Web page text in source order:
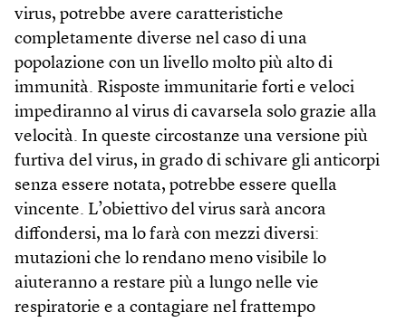
virus, potrebbe avere caratteristiche
completamente diverse nel caso di una
popolazione con un livello molto più alto di
immunità. Risposte immunitarie forti e veloci
impediranno al virus di cavarsela solo grazie alla
velocità. In queste circostanze una versione più
furtiva del virus, in grado di schivare gli anticorpi
senza essere notata, potrebbe essere quella
vincente. L’obiettivo del virus sarà ancora
diffondersi, ma lo farà con mezzi diversi:
mutazioni che lo rendano meno visibile lo
aiuteranno a restare più a lungo nelle vie
respiratorie e a contagiare nel frattempo